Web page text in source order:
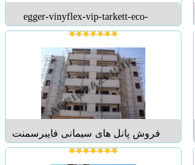
egger-vinyflex-vip-tarkett-eco-
woodenstar-holzburg لمینیت پارکت
کاغذدیواری کفپوش قرنیز دیوارکوب
پرده کرکره پروفیل موکت وینیفلکس
چوب ترمو وود ...
فروش پانل های سیمانی فایبرسمنت
در طرح های ساده,طرح ترمووود,طرح